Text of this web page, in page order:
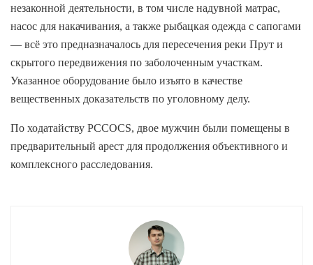
незаконной деятельности, в том числе надувной матрас,
насос для накачивания, а также рыбацкая одежда с сапогами
— всё это предназначалось для пересечения реки Прут и
скрытого передвижения по заболоченным участкам.
Указанное оборудование было изъято в качестве
вещественных доказательств по уголовному делу.
По ходатайству PCCOCS, двое мужчин были помещены в
предварительный арест для продолжения объективного и
комплексного расследования.